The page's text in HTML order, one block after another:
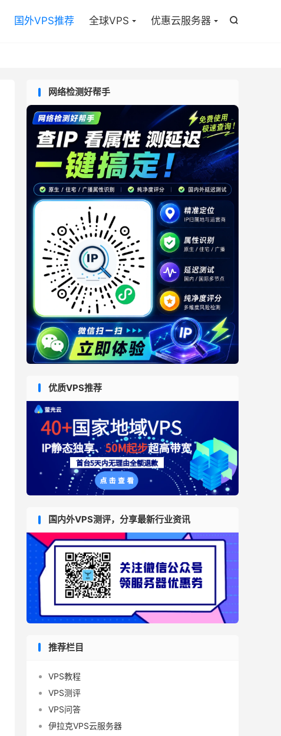

国外VPS推荐 全球VPS 优惠云服务器
网络检测好帮手
优质VPS推荐
国内外VPS测评，分享最新行业资讯
推荐栏目
VPS教程
VPS测评
VPS问答
伊拉克VPS云服务器